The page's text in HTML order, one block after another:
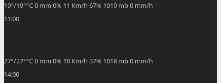
19°/19°°C0 mm 0% 11 Km/h 67% 1019 mb0 mm/h
11:00
27°/27°°C0 mm 0% 10 Km/h 37% 1018 mb0 mm/h
14:00